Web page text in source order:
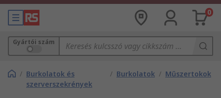
0
Gyártói szám
/ Burkolatok és
szerverszekrények
/ Burkolatok / Műszertokok